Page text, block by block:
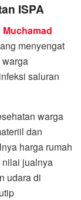
ISPA
Muchamad
menyengat
saluran
warga
dan
harga rumah
nilai jualnya
udara di